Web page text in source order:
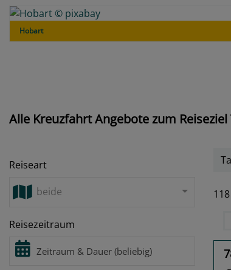
Hobart
Alle Kreuzfahrt Angebote zum
Reiseart
beide
Reisezeitraum